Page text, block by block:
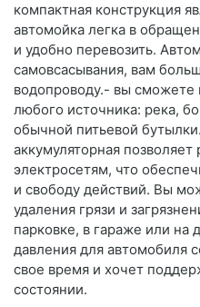
компактная конструкция
автомойка легка в
и удобно перевозить.
самовсасывания, вам
водопроводу.- вы сможете
любого источника: река,
обычной питьевой
аккумуляторная позволяет
электросетям, что
и свободу действий. Вы
удаления грязи и
парковке, в гараже или на
давления для автомобиля
свое время и хочет
состоянии.